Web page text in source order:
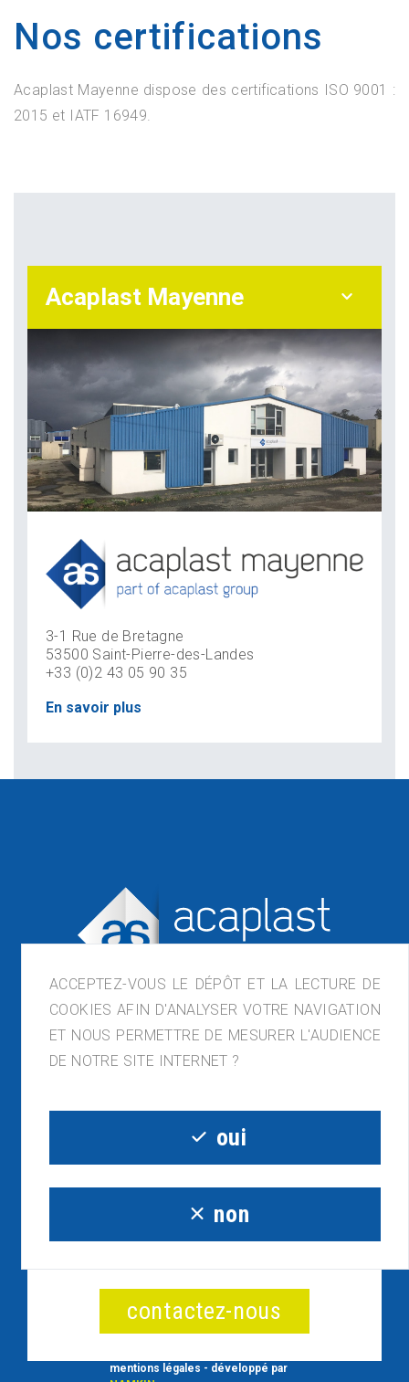
Nos certifications
Acaplast Mayenne dispose des certifications ISO 9001 :
2015 et IATF 16949.
Acaplast Mayenne
3-1 Rue de Bretagne
53500 Saint-Pierre-des-Landes
+33 (0)2 43 05 90 35
En savoir plus
05.55.81.54.32 - contact@acaplast.com
un projet ou une question ?
contactez-nous
mentions légales - développé par
ACCEPTEZ-VOUS LE DÉPÔT ET LA LECTURE DE
COOKIES AFIN D'ANALYSER VOTRE NAVIGATION
ET NOUS PERMETTRE DE MESURER L'AUDIENCE
DE NOTRE SITE INTERNET ?
oui
non